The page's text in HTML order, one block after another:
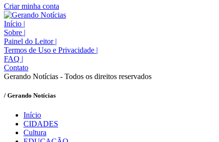
Criar minha conta
Início |
Sobre |
Painel do Leitor |
Termos de Uso e Privacidade |
FAQ |
Contato
Gerando Notícias - Todos os direitos reservados
/ Gerando Notícias
Início
CIDADES
Cultura